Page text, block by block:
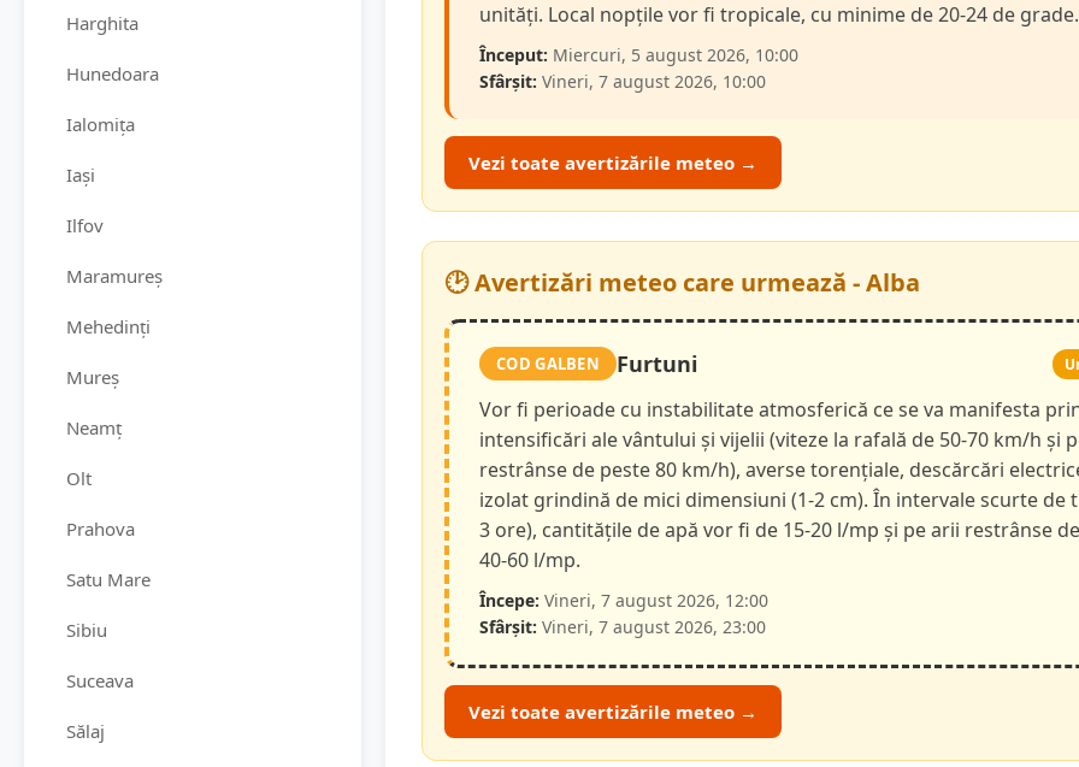
Harghita
Hunedoara
Ialomița
Iași
Ilfov
Maramureș
Mehedinți
Mureș
Neamț
Olt
Prahova
Satu Mare
Sibiu
Suceava
Sălaj
unități. Local nopțile vor fi tropicale, cu minime de 20-24 de grade.
Început: Miercuri, 5 august 2026, 10:00
Sfârșit: Vineri, 7 august 2026, 10:00
Vezi toate avertizările meteo →
🕑 Avertizări meteo care urmează - Alba
COD GALBEN Furtuni
Vor fi perioade cu instabilitate atmosferică ce se va manifesta
intensificări ale vântului și vijelii (viteze la rafală de 50-70 km/h și
restrânse de peste 80 km/h), averse torențiale, descărcări
izolat grindină de mici dimensiuni (1-2 cm). În intervale scurte de
3 ore), cantitățile de apă vor fi de 15-20 l/mp și pe arii restrânse
40-60 l/mp.
Începe: Vineri, 7 august 2026, 12:00
Sfârșit: Vineri, 7 august 2026, 23:00
Vezi toate avertizările meteo →